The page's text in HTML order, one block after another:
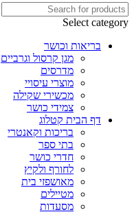
Select category
בריאות וכושר
מגן קרסול וגרביים
מדרסים
מוצרי עיסויי
מכשירי שקילה
צמידי כושר
דף הבית קטלוג
בריכות וקאנטרי
בתי ספר
חדרי כושר
לחורף ולקיץ
מאושפזי בית
מטיילים
מסעדות